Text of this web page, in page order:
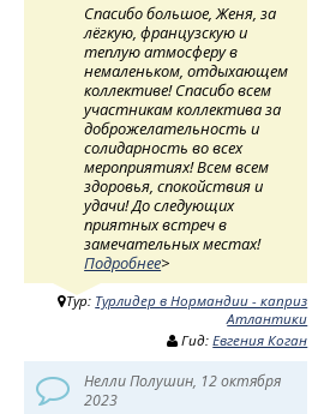
Спасибо большое, Женя, за
лёгкую, французскую и
теплую атмосферу в
немаленьком, отдыхающем
коллективе! Спасибо всем
участникам коллектива за
доброжелательность и
солидарность во всех
мероприятиях! Всем всем
здоровья, спокойствия и
удачи! До следующих
приятных встреч в
замечательных местах!
Подробнее>
Тур: Турлидер в Нормандии - каприз
Атлантики
Гид:Евгения Коган
Нелли Полушин, 12 октября
2023